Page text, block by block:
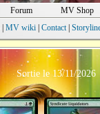
Forum
MV Shop
MV wiki| Contact|
Sortie le 13/11/2026